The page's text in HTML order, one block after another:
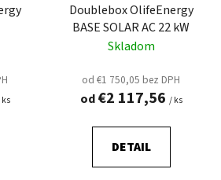
Doublebox OlifeEnergy
BASE SOLAR AC 22 kW
Skladom
od €1 750,05 bez DPH
od€2 117,56 / ks
DETAIL